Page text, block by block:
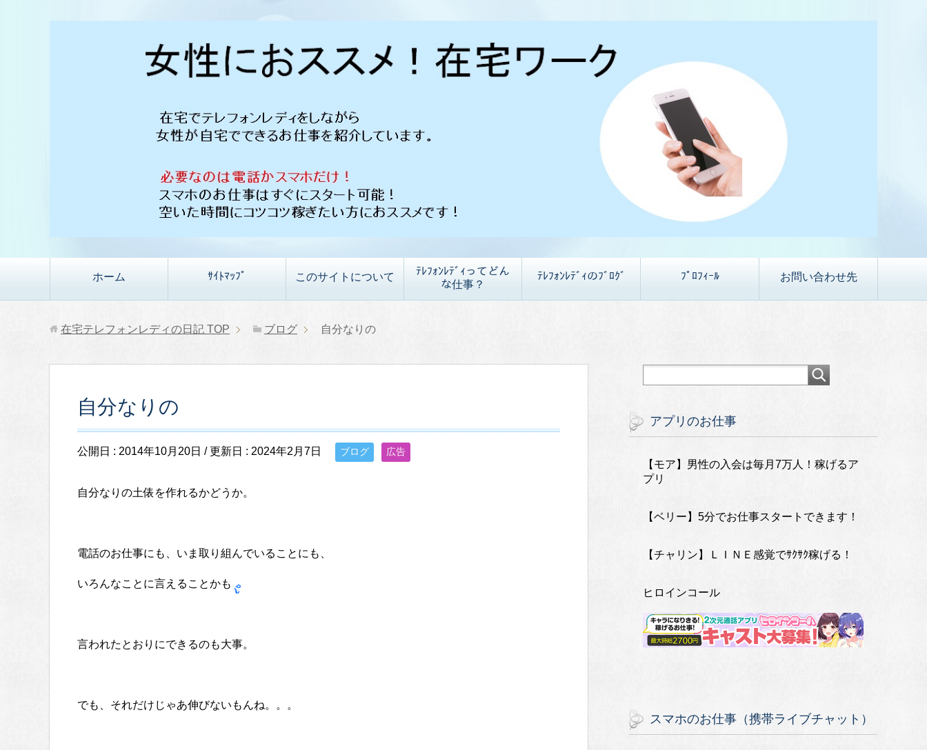
ホーム ｻｲﾄﾏｯﾌﾟ このサイトについて
ﾃﾚﾌｫﾝﾚﾃﾞｨってどん
な仕事？
ﾃﾚﾌｫﾝﾚﾃﾞｨのﾌﾞﾛｸﾞ ﾌﾟﾛﾌｨｰﾙ お問い合わせ先
在宅テレフォンレディの日記 TOP ブログ 自分なりの
自分なりの
公開日 : 2014年10月20日 / 更新日 : 2024年2月7日 ブログ 広告
自分なりの土俵を作れるかどうか。
電話のお仕事にも、いま取り組んでいることにも、
いろんなことに言えることかも
言われたとおりにできるのも大事。
でも、それだけじゃあ伸びないもんね。。。
アプリのお仕事
【モア】男性の入会は毎月7万人！稼げるア
プリ
【ベリー】5分でお仕事スタートできます！
【チャリン】ＬＩＮＥ感覚でｻｸｻｸ稼げる！
ヒロインコール
スマホのお仕事（携帯ライブチャット）